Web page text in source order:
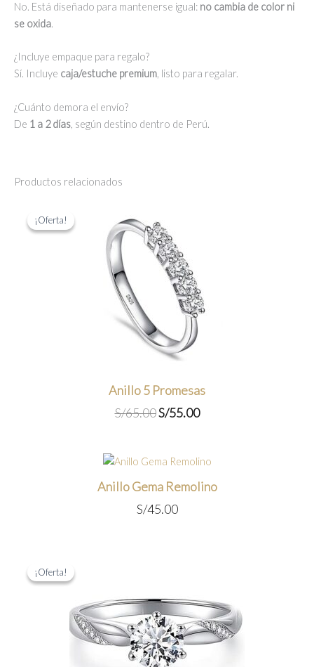
No. Está diseñado para mantenerse igual: no cambia de color ni
se oxida.
¿Incluye empaque para regalo?
Sí. Incluye caja/estuche premium, listo para regalar.
¿Cuánto demora el envío?
De 1 a 2 días, según destino dentro de Perú.
Productos relacionados
¡Oferta!
¡Oferta!
Anillo 5 Promesas
S/65.00El
era:
S/55.00El
es:
Anillo Gema Remolino
S/45.00
¡Oferta!
¡Oferta!